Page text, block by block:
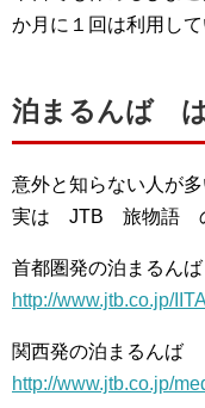
か月に１回は利用して
泊まるんば
意外と知らない人が多
実は JTB 旅物語 の
首都圏発の泊まるんば
http://www.jtb.co.jp/
関西発の泊まるんば
http://www.jtb.co.jp/